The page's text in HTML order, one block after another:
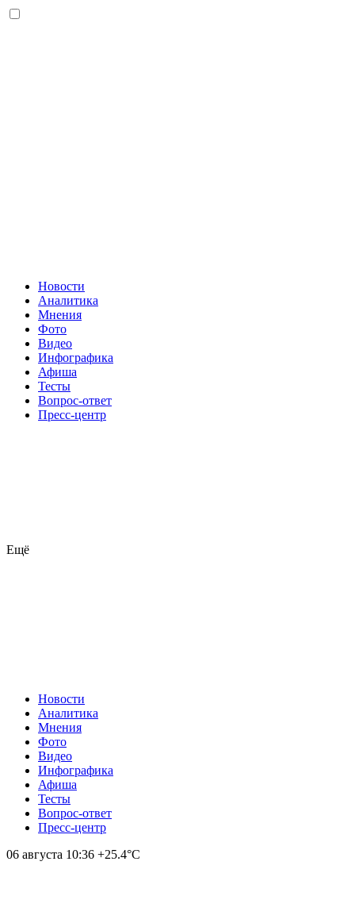
Новости
Аналитика
Мнения
Фото
Видео
Инфографика
Афиша
Тесты
Вопрос-ответ
Пресс-центр
Ещё
Новости
Аналитика
Мнения
Фото
Видео
Инфографика
Афиша
Тесты
Вопрос-ответ
Пресс-центр
06 августа 10:36 +25.4°С